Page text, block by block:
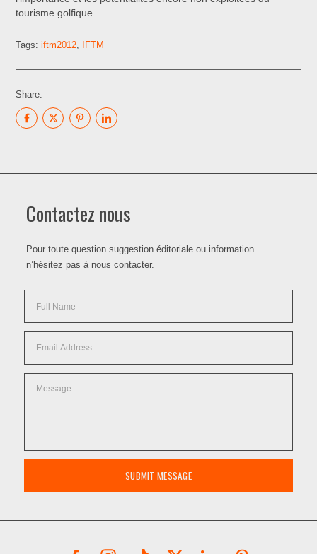
tourisme golfique.
Tags:iftm2012 IFTM
Share:
Contactez nous
Pour toute question suggestion éditoriale ou information
n’hésitez pas à nous contacter.
SUBMIT MESSAGE